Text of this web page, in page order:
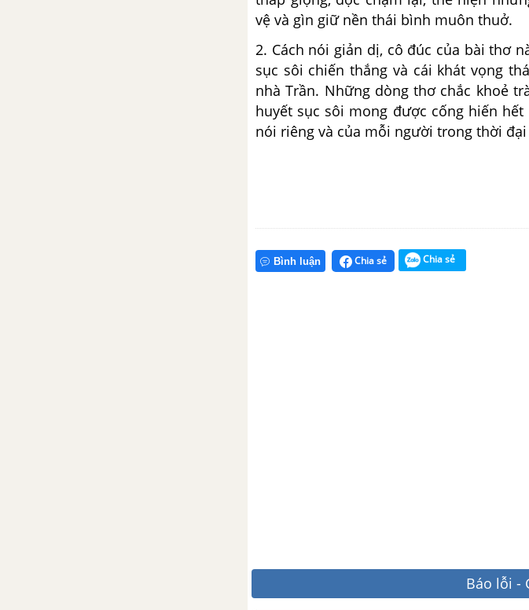
vệ và gìn giữ nền thái bình muôn thuở.
2. Cách nói giản dị, cô đúc của bài thơ
sục sôi chiến thắng và cái khát vọng
nhà Trần. Những dòng thơ chắc khoẻ
huyết sục sôi mong được cống hiến
nói riêng và của mỗi người trong thời
Bình luận Chia sẻ Chia sẻ
Báo lỗi -